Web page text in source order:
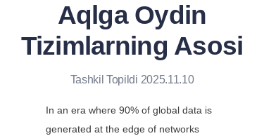
Aqlga Oydin
Tizimlarning Asosi
Tashkil Topildi 2025.11.10
In an era where 90% of global data is
generated at the edge of networks